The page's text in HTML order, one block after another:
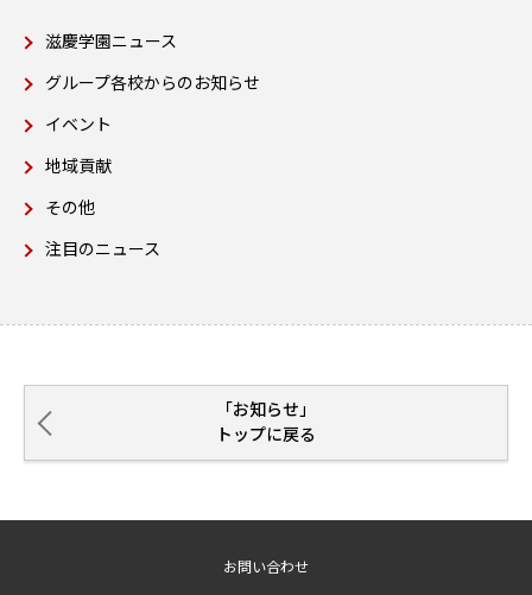
滋慶学園ニュース
グループ各校からのお知らせ
イベント
地域貢献
その他
注目のニュース
「お知らせ」
トップに戻る
お問い合わせ